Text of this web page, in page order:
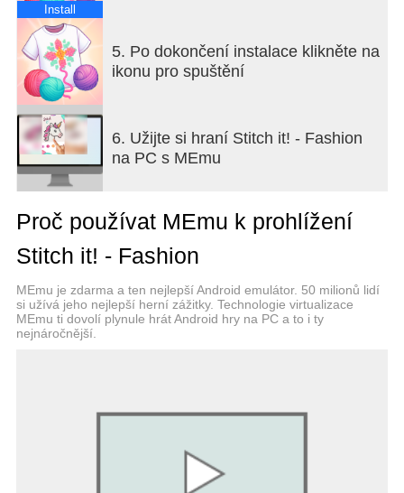
nechte se inspirovat ostatními a zúčastněte se
sezónních soutěží o design – vždy je co tvořit a
objevovat.
Tato hra je víc než jen designový nástroj – je to živé
hřiště, kde se pixely a vlákna proplétají, což vám
dává sílu proměnit inspiraci v nositelné umění.
Vydejte se na cestu, sbírejte vzory, odemykejte
nové šablony oděvů a sledujte, jak se vaše digitální
návrhy stávají úžasnými módními prohlášeními.
budete trendsetterem vy?
Install
5. Po dokončení instalace klikněte na
ikonu pro spuštění
6. Užijte si hraní Stitch it! - Fashion
na PC s MEmu
Proč používat MEmu k prohlížení
Stitch it! - Fashion
MEmu je zdarma a ten nejlepší Android emulátor. 50 milionů lidí
si užívá jeho nejlepší herní zážitky. Technologie virtualizace
MEmu ti dovolí plynule hrát Android hry na PC a to i ty
nejnáročnější.